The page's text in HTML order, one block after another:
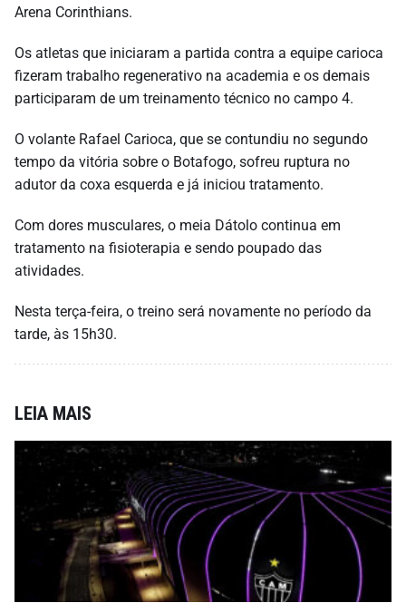
Arena Corinthians.
Os atletas que iniciaram a partida contra a equipe carioca
fizeram trabalho regenerativo na academia e os demais
participaram de um treinamento técnico no campo 4.
O volante Rafael Carioca, que se contundiu no segundo
tempo da vitória sobre o Botafogo, sofreu ruptura no
adutor da coxa esquerda e já iniciou tratamento.
Com dores musculares, o meia Dátolo continua em
tratamento na fisioterapia e sendo poupado das
atividades.
Nesta terça-feira, o treino será novamente no período da
tarde, às 15h30.
LEIA MAIS